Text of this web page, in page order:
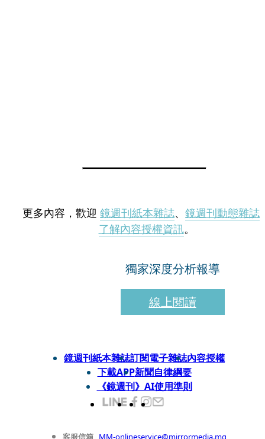
更多內容，歡迎 鏡週刊紙本雜誌、 鏡週刊動態雜誌
了解內容授權資訊。
獨家深度分析報導
線上閱讀
鏡週刊紙本雜誌訂閱電子雜誌內容授權
下載APP新聞自律綱要
《鏡週刊》AI使用準則
客服信箱 MM-onlineservice@mirrormedia.mg